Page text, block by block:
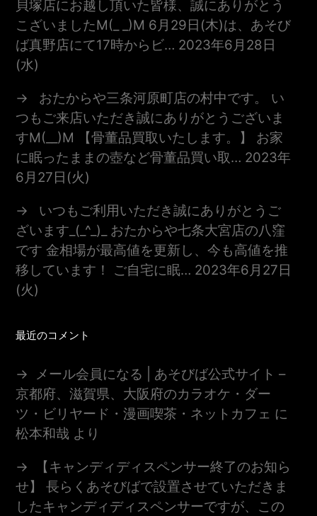
貝塚店にお越し頂いた皆様、誠にありがとう
こざいましたm(_ _)m 6月29日(木)は、あそび
ば真野店にて17時からビ… 2023年6月28日
(水)
おたからや三条河原町店の村中です。 い
つもご来店いただき誠にありがとうございま
すm(__)m 【骨董品買取いたします。】 お家
に眠ったままの壺など骨董品買い取… 2023年
6月27日(火)
いつもご利用いただき誠にありがとうご
ざいます_(_^_)_ おたからや七条大宮店の八窪
です 金相場が最高値を更新し、今も高値を推
移しています！ ご自宅に眠… 2023年6月27日
(火)
最近のコメント
メール会員になる | あそびば公式サイト –
京都府、滋賀県、大阪府のカラオケ・ダー
ツ・ビリヤード・漫画喫茶・ネットカフェ に
松本和哉 より
【キャンディディスペンサー終了のお知ら
せ】 長らくあそびばで設置させていただきま
したキャンディディスペンサーですが、この